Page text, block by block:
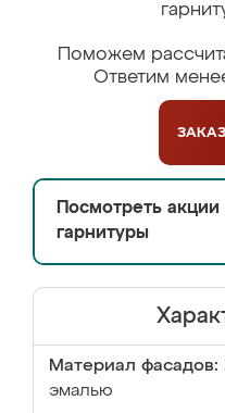
Поможем
Ответим
Посмотреть
гарнитуры
Материал фасадов:
эмалью